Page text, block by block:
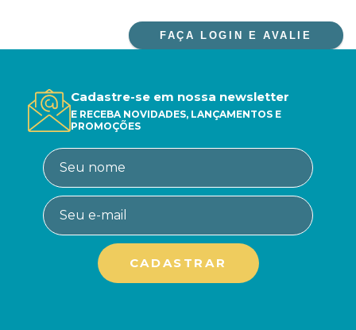
FAÇA LOGIN E AVALIE
Cadastre-se em nossa newsletter
E RECEBA NOVIDADES, LANÇAMENTOS E
PROMOÇÕES